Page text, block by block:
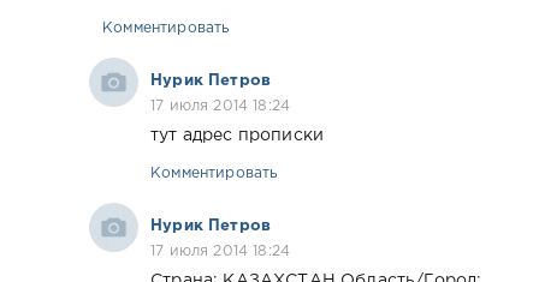
Комментировать
Нурик Петров
17 июля 2014 18:24
тут адрес прописки
Комментировать
Нурик Петров
17 июля 2014 18:24